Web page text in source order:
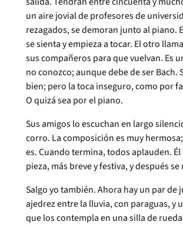
un aire jovial de profesores de
rezagados, se demoran junto al piano.
se sienta y empieza a tocar. El otro
sus compañeros para que vuelvan. Es
no conozco; aunque debe de ser Bach.
bien; pero la toca inseguro, como por
O quizá sea por el piano.
Sus amigos lo escuchan en largo
corro. La composición es muy
es. Cuando termina, todos aplauden.
pieza, más breve y festiva, y después
Salgo yo también. Ahora hay un par de
ajedrez entre la lluvia, con paraguas, y
que los contempla en una silla de